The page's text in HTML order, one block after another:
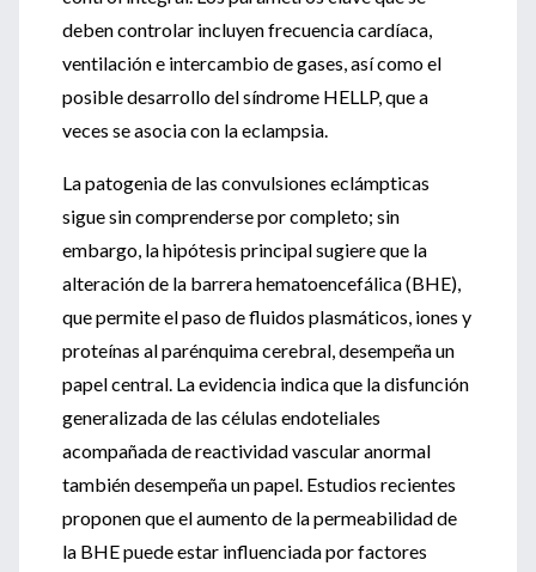
deben controlar incluyen frecuencia cardíaca,
ventilación e intercambio de gases, así como el
posible desarrollo del síndrome HELLP, que a
veces se asocia con la eclampsia.
La patogenia de las convulsiones eclámpticas
sigue sin comprenderse por completo; sin
embargo, la hipótesis principal sugiere que la
alteración de la barrera hematoencefálica (BHE),
que permite el paso de fluidos plasmáticos, iones y
proteínas al parénquima cerebral, desempeña un
papel central. La evidencia indica que la disfunción
generalizada de las células endoteliales
acompañada de reactividad vascular anormal
también desempeña un papel. Estudios recientes
proponen que el aumento de la permeabilidad de
la BHE puede estar influenciada por factores